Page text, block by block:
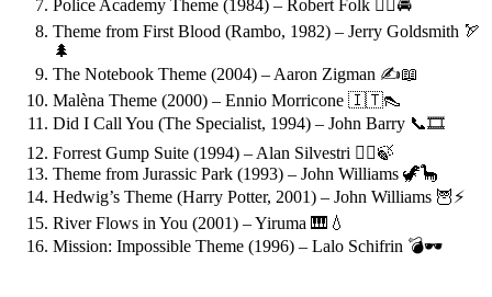
Police Academy Theme (1984) – Robert Folk 👮‍♂️🚔
Theme from First Blood (Rambo, 1982) – Jerry Goldsmith 🏹
🌲
The Notebook Theme (2004) – Aaron Zigman ✍️📖
Malèna Theme (2000) – Ennio Morricone 🇮🇹👠
Did I Call You (The Specialist, 1994) – John Barry 📞🎞️
Forrest Gump Suite (1994) – Alan Silvestri 🏃‍♂️🍃
Theme from Jurassic Park (1993) – John Williams 🦖🦕
Hedwig’s Theme (Harry Potter, 2001) – John Williams 🦉⚡
River Flows in You (2001) – Yiruma 🎹💧
Mission: Impossible Theme (1996) – Lalo Schifrin 💣🕶️